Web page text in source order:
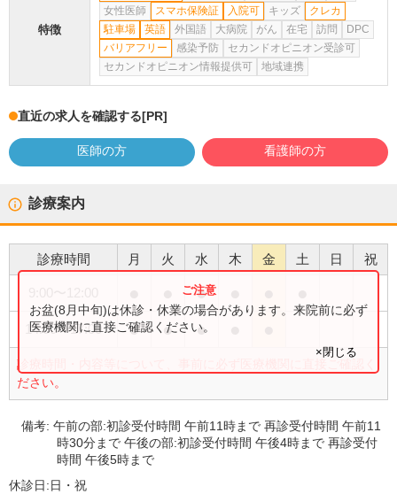
特徴
女性医師
スマホ保険証 入院可 キッズ
クレカ
駐車場
英語 外国語 大病院 がん 在宅 訪問
DPC
バリアフリー
感染予防
セカンドオピニオン受診可
セカンドオピニオン情報提供可
地域連携
直近の求人を確認する[PR]
医師の方 看護師の方
診療案内
診療時間 月 火 水 木 金 土 日 祝
●
14:00〜17:00 ● ● ●
診療時間・内容等について、事前に必ず医療機関に直接ご確認く
ださい。
お盆(8月中旬)は休診・休業の場合があります。来院前に必ず
医療機関に直接ご確認ください。
×閉じる
備考:午前の部:初診受付時間 午前11時まで 再診受付時間 午前11
時30分まで 午後の部:初診受付時間 午後4時まで 再診受付
時間 午後5時まで
休診日:日・祝